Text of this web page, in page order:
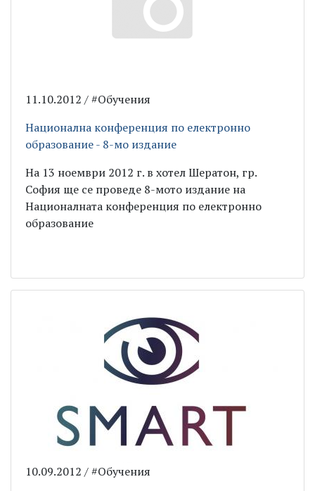
11.10.2012 / #Обучения
Национална конференция по електронно
образование - 8-мо издание
На 13 ноември 2012 г. в хотел Шератон, гр.
София ще се проведе 8-мото издание на
Националната конференция по електронно
образование
10.09.2012 / #Обучения